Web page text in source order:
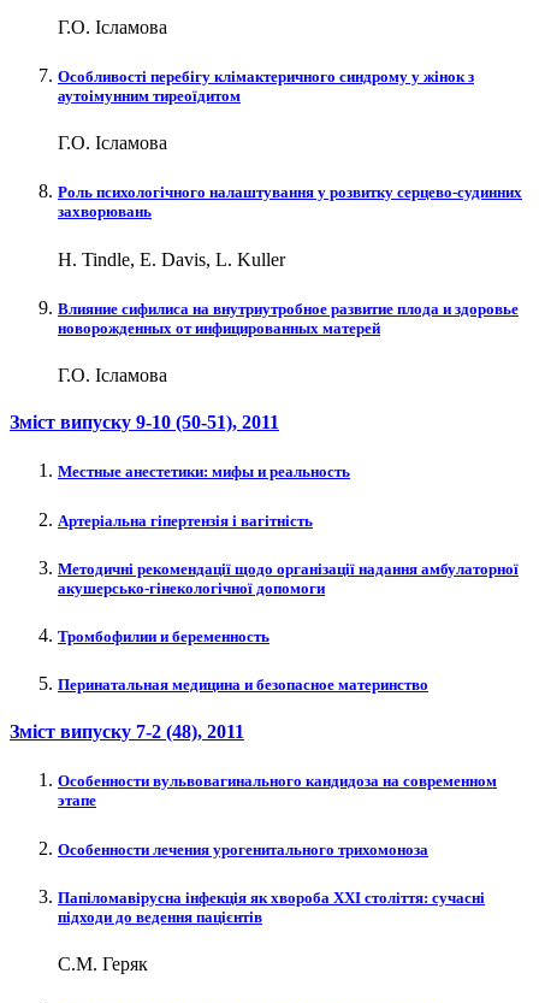
Г.О. Ісламова
Особливості перебігу клімактеричного синдрому у жінок з
аутоімунним тиреоїдитом
Г.О. Ісламова
Роль психологічного налаштування у розвитку серцево-судинних
захворювань
H. Tindle, E. Davis, L. Kuller
Влияние сифилиса на внутриутробное развитие плода и здоровье
новорожденных от инфицированных матерей
Г.О. Ісламова
Зміст випуску 9-10 (50-51), 2011
Местные анестетики: мифы и реальность
Артеріальна гіпертензія і вагітність
Методичні рекомендації щодо організації надання амбулаторної
акушерсько-гінекологічної допомоги
Тромбофилии и беременность
Перинатальная медицина и безопасное материнство
Зміст випуску 7-2 (48), 2011
Особенности вульвовагинального кандидоза на современном
этапе
Особенности лечения урогенитального трихомоноза
Папіломавірусна інфекція як хвороба XXI століття: сучасні
підходи до ведення пацієнтів
С.М. Геряк